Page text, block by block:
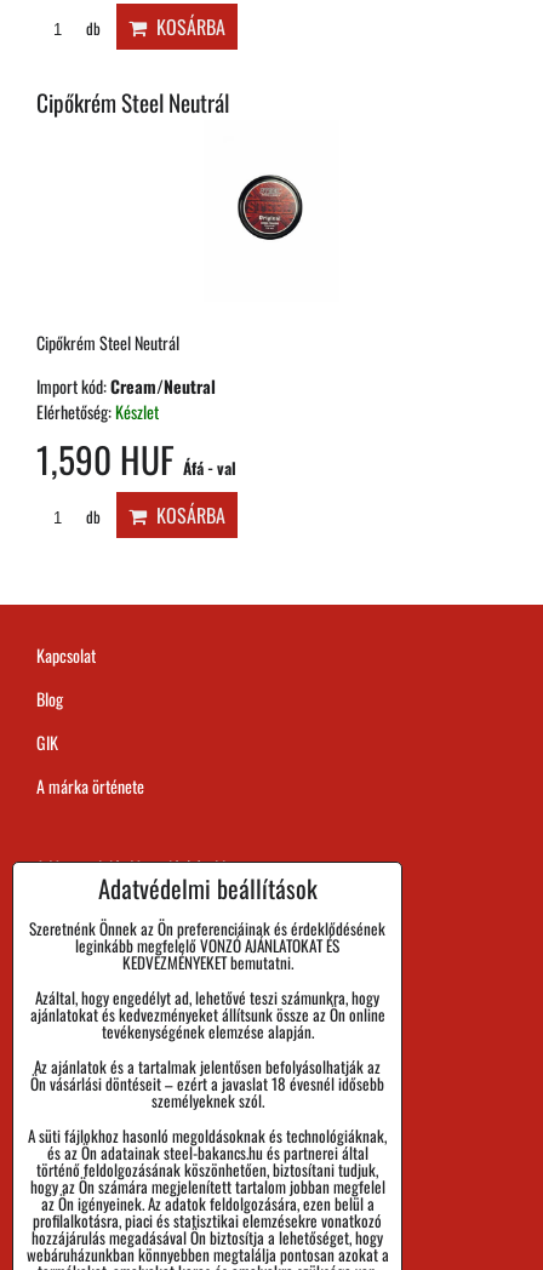
db KOSÁRBA
Cipőkrém Steel Neutrál
Cipőkrém Steel Neutrál
Import kód:Cream/Neutral
Elérhetőség:Készlet
1,590 HUF Áfá - val
db KOSÁRBA
Kapcsolat
Blog
GIK
A márka örténete
A Megrendelés Megvalósítási Ideje
Áru visszaadása és Reklamáció
Méret
Személyes adatok védelme
Üzleti Feltételek
Küldemények nyomon követése
Adatvédelmi beállítások
Szeretnénk Önnek az Ön preferenciáinak és érdeklődésének
leginkább megfelelő VONZÓ AJÁNLATOKAT ÉS
KEDVEZMÉNYEKET bemutatni.
Azáltal, hogy engedélyt ad, lehetővé teszi számunkra, hogy
ajánlatokat és kedvezményeket állítsunk össze az Ön online
tevékenységének elemzése alapján.
Az ajánlatok és a tartalmak jelentősen befolyásolhatják az
Ön vásárlási döntéseit – ezért a javaslat 18 évesnél idősebb
személyeknek szól.
A süti fájlokhoz hasonló megoldásoknak és technológiáknak,
és az Ön adatainak steel-bakancs.hu és partnerei által
történő feldolgozásának köszönhetően, biztosítani tudjuk,
hogy az Ön számára megjelenített tartalom jobban megfelel
az Ön igényeinek. Az adatok feldolgozására, ezen belül a
profilalkotásra, piaci és statisztikai elemzésekre vonatkozó
hozzájárulás megadásával Ön biztosítja a lehetőséget, hogy
webáruházunkban könnyebben megtalálja pontosan azokat a